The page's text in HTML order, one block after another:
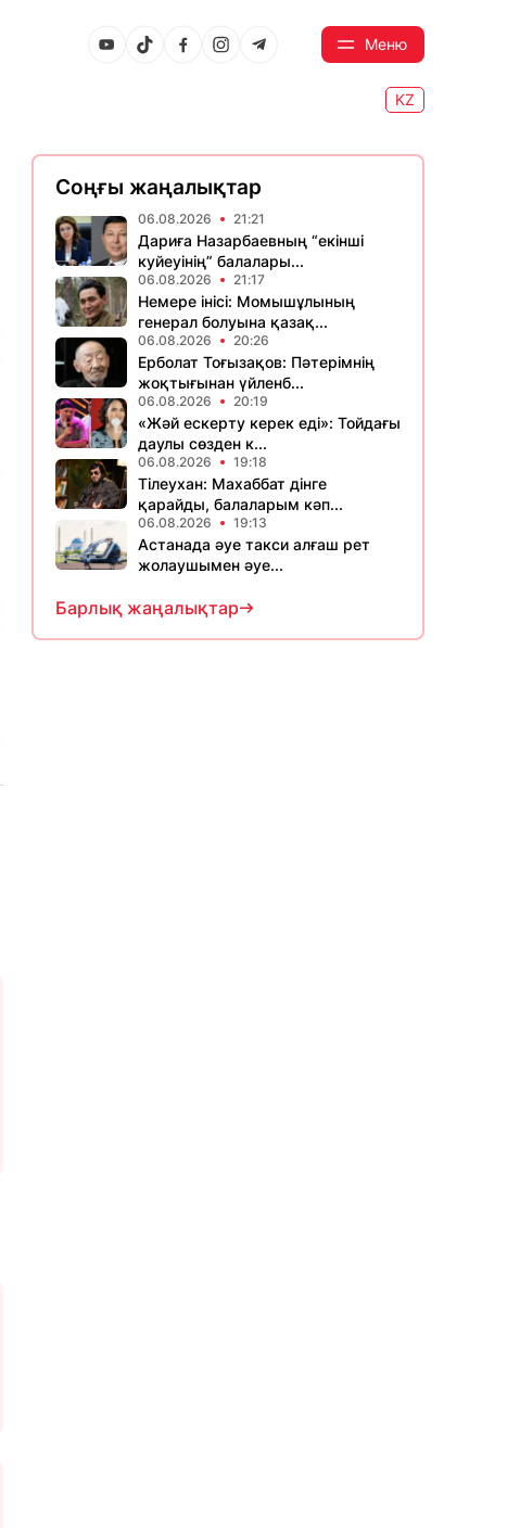
Меню
KZ
Соңғы жаңалықтар
06.08.2026 21:21
Дариға Назарбаевның “екінші
куйеуінің” балалары...
06.08.2026 21:17
Немере інісі: Момышұлының
генерал болуына қазақ...
06.08.2026 20:26
Ерболат Тоғызақов: Пәтерімнің
жоқтығынан үйленб...
06.08.2026 20:19
«Жәй ескерту керек еді»: Тойдағы
даулы сөзден к...
06.08.2026 19:18
Тілеухан: Махаббат дінге
қарайды, балаларым кәп...
06.08.2026 19:13
Астанада әуе такси алғаш рет
жолаушымен әуе...
Барлық жаңалықтар